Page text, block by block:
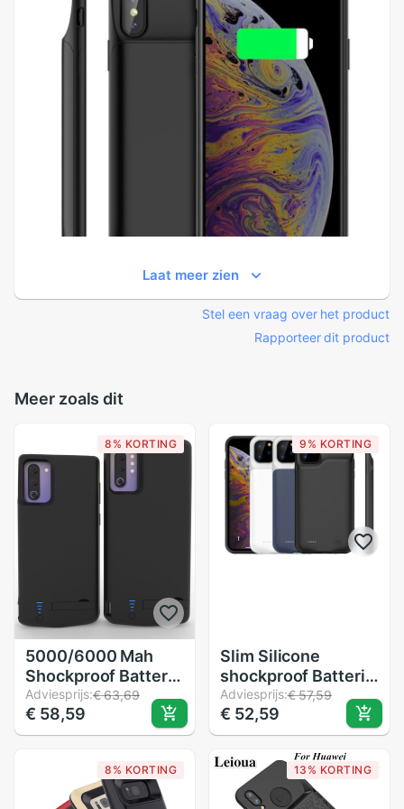
Laat meer zien
Stel een vraag over het product
Rapporteer dit product
Meer zoals dit
8% KORTING
5000/6000 Mah
Shockproof Battery
Charger Case Voor
Samsung Galaxy
Note 10 Plus Usb
Uitgebreide Batterij
beugel Cover
Adviesprijs:€ 63,69
€ 58,59
9% KORTING
Slim Silicone
shockproof Batterij
Charger Cases voor
iPhone 11 Pro Max
Power Bank Case
Externe Pack
charger case voor
iPhone 11
Adviesprijs:€ 57,59
€ 52,59
8% KORTING 13% KORTING